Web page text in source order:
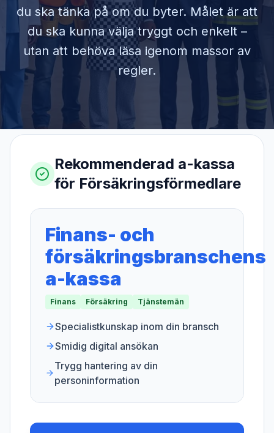
du ska tänka på om du byter. Målet är att
du ska kunna välja tryggt och enkelt –
utan att behöva läsa igenom massor av
regler.
Rekommenderad a-kassa
för Försäkringsförmedlare
Finans- och
försäkringsbranschens
a-kassa
Finans Försäkring Tjänstemän
Specialistkunskap inom din bransch
Smidig digital ansökan
Trygg hantering av din
personinformation